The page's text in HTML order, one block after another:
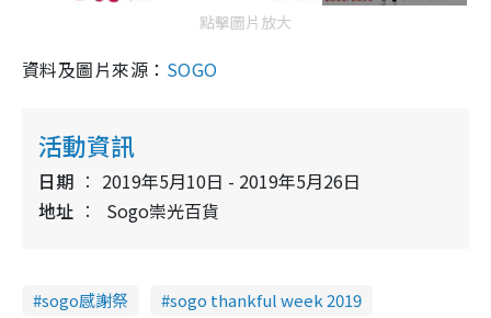
點擊圖片放大
資料及圖片來源： SOGO
活動資訊
日期
2019年5月10日 - 2019年5月26日
地址
Sogo崇光百貨
sogo感謝祭
sogo thankful week 2019